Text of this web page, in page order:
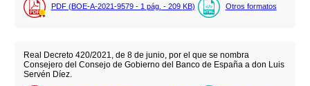
PDF (BOE-A-2021-9579 - 1 pág. - 209 KB) Otros formatos
Real Decreto 420/2021, de 8 de junio, por el que se nombra
Consejero del Consejo de Gobierno del Banco de España a don Luis
Servén Díez.